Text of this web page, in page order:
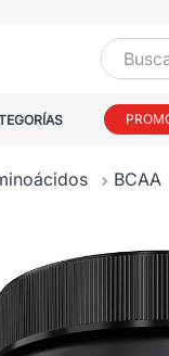
Buscar
BCAA